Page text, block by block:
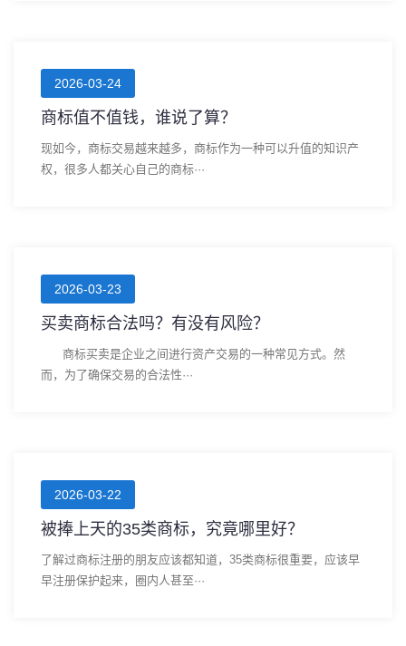
2026-03-24
商标值不值钱，谁说了算？
现如今，商标交易越来越多，商标作为一种可以升值的知识产
权，很多人都关心自己的商标···
2026-03-23
买卖商标合法吗？有没有风险？
商标买卖是企业之间进行资产交易的一种常见方式。然
而，为了确保交易的合法性···
2026-03-22
被捧上天的35类商标，究竟哪里好？
了解过商标注册的朋友应该都知道，35类商标很重要，应该早
早注册保护起来，圈内人甚至···